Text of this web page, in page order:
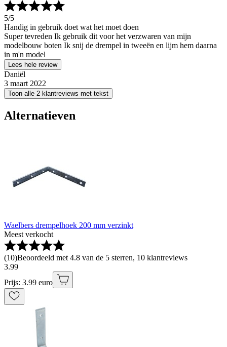
5/5
Handig in gebruik doet wat het moet doen
Super tevreden Ik gebruik dit voor het verzwaren van mijn
modelbouw boten Ik snij de drempel in tweeën en lijm hem daarna
in m'n model
Lees hele review
Daniël
3 maart 2022
Toon alle 2 klantreviews met tekst
Alternatieven
Waelbers drempelhoek 200 mm verzinkt
Meest verkocht
(10)Beoordeeld met 4.8 van de 5 sterren, 10 klantreviews
3.99
Prijs: 3.99 euro